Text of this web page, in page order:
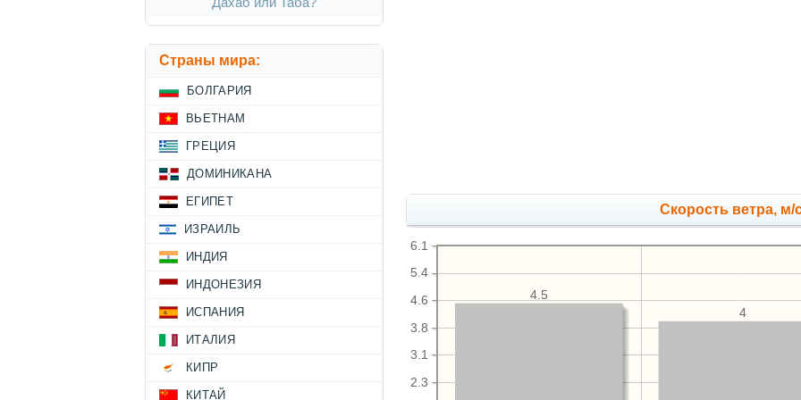
Скорость ветра, м/
2.3
3.1
3.8
4.6
5.4
6.1
4
4.5
Страны мира:
БОЛГАРИЯ
ВЬЕТНАМ
ГРЕЦИЯ
ДОМИНИКАНА
ЕГИПЕТ
ИЗРАИЛЬ
ИНДИЯ
ИНДОНЕЗИЯ
ИСПАНИЯ
ИТАЛИЯ
КИПР
КИТАЙ